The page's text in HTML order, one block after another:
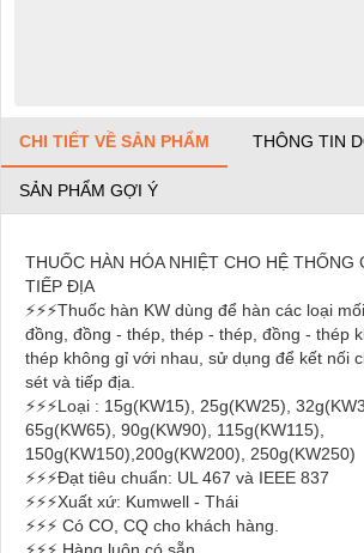
CHI TIẾT VỀ SẢN PHẨM THÔNG TIN
SẢN PHẨM GỢI Ý
THUỐC HÀN HÓA NHIỆT CHO HỆ THỐNG
TIẾP ĐỊA
⚡⚡⚡Thuốc hàn KW dùng để hàn các loại
đồng, đồng - thép, thép - thép, đồng - thép
thép không gỉ với nhau, sử dụng để kết nối
sét và tiếp địa.
⚡⚡⚡Loại : 15g(KW15), 25g(KW25),
65g(KW65), 90g(KW90), 115g(KW115),
150g(KW150),200g(KW200), 250g(KW250)
⚡⚡⚡Đạt tiêu chuẩn: UL 467 và IEEE 837
⚡⚡⚡Xuất xứ: Kumwell - Thái
⚡⚡⚡ Có CO, CQ cho khách hàng.
⚡⚡⚡ Hàng luôn có sẵn